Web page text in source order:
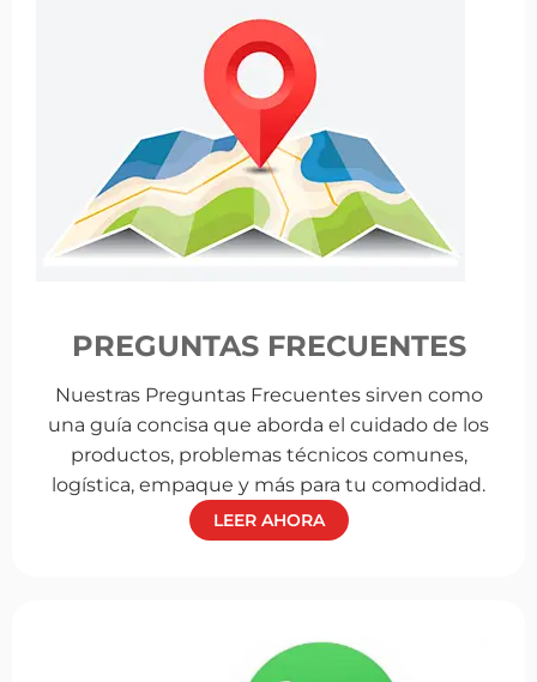
PREGUNTAS FRECUENTES
Nuestras Preguntas Frecuentes sirven como
una guía concisa que aborda el cuidado de los
productos, problemas técnicos comunes,
logística, empaque y más para tu comodidad.
LEER AHORA